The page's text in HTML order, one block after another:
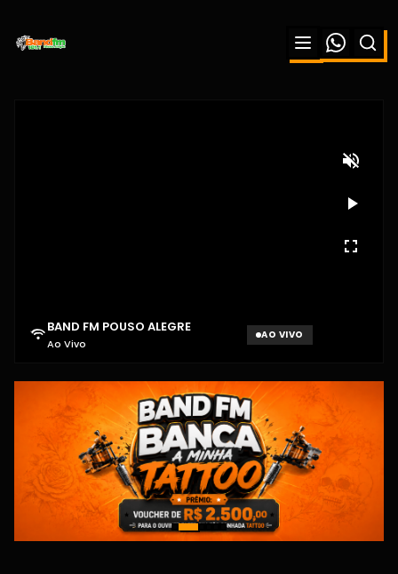
BAND FM POUSO ALEGRE
Ao Vivo
AO VIVO